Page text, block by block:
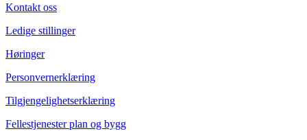
Kontakt oss
Ledige stillinger
Høringer
Personvernerklæring
Tilgjengelighetserklæring
Fellestjenester plan og bygg